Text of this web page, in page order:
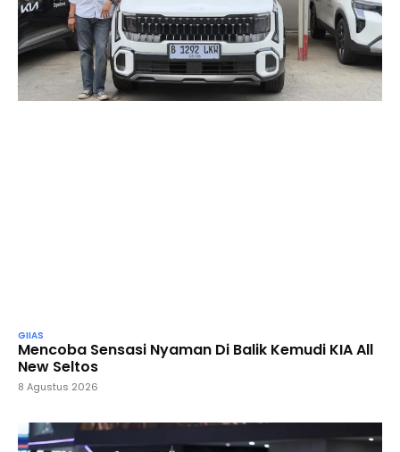
GIIAS
Mencoba Sensasi Nyaman Di Balik Kemudi KIA All
New Seltos
8 Agustus 2026